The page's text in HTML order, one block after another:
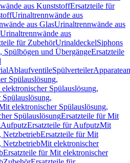
aus KunststoffErsatzteile für
Urinaltrennwände aus
aus GlasUrinaltrennwände aus
aus
für ZubehörUrinaldeckelSiphons
Spülbögen und ÜbergängeErsatzteile
AblaufventileSpülverteiler
Spülauslösung,
Spülauslösung,
elektronischer Spülauslösung,
SpülauslösungErsatzteile für Mit
AufputzErsatzteile für AufputzMit
NetzbetriebErsatzteile für Mit
NetzbetriebMit elektronischer
Ersatzteile für Mit elektronischer